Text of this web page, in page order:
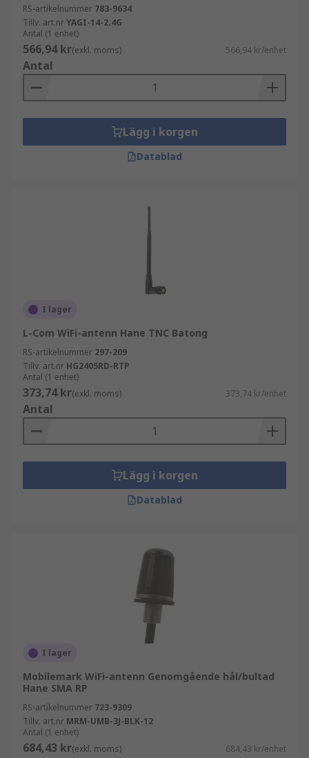
RS-artikelnummer 783-9634
Tillv. art.nrYAGI-14-2.4G
Antal (1 enhet)
566,94 kr(exkl. moms) 566,94 kr/enhet
Antal
Lägg i korgen
Datablad
I lager
L-Com WiFi-antenn Hane TNC Batong
RS-artikelnummer 297-209
Tillv. art.nr HG2405RD-RTP
Antal (1 enhet)
373,74 kr(exkl. moms) 373,74 kr/enhet
Antal
Lägg i korgen
Datablad
I lager
Mobilemark WiFi-antenn Genomgående hål/bultad
Hane SMA RP
RS-artikelnummer 723-9309
Tillv. art.nr MRM-UMB-3J-BLK-12
Antal (1 enhet)
684,43 kr(exkl. moms) 684,43 kr/enhet